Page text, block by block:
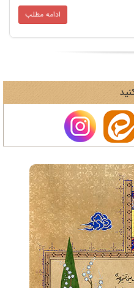
ادامه مطلب